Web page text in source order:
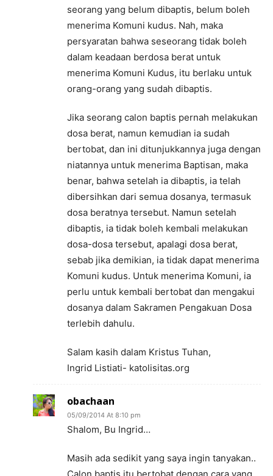
seorang yang belum dibaptis, belum boleh
menerima Komuni kudus. Nah, maka
persyaratan bahwa seseorang tidak boleh
dalam keadaan berdosa berat untuk
menerima Komuni Kudus, itu berlaku untuk
orang-orang yang sudah dibaptis.
Jika seorang calon baptis pernah melakukan
dosa berat, namun kemudian ia sudah
bertobat, dan ini ditunjukkannya juga dengan
niatannya untuk menerima Baptisan, maka
benar, bahwa setelah ia dibaptis, ia telah
dibersihkan dari semua dosanya, termasuk
dosa beratnya tersebut. Namun setelah
dibaptis, ia tidak boleh kembali melakukan
dosa-dosa tersebut, apalagi dosa berat,
sebab jika demikian, ia tidak dapat menerima
Komuni kudus. Untuk menerima Komuni, ia
perlu untuk kembali bertobat dan mengakui
dosanya dalam Sakramen Pengakuan Dosa
terlebih dahulu.
Salam kasih dalam Kristus Tuhan,
Ingrid Listiati- katolisitas.org
obachaan
05/09/2014 At 8:10 pm
Shalom, Bu Ingrid…
Masih ada sedikit yang saya ingin tanyakan..